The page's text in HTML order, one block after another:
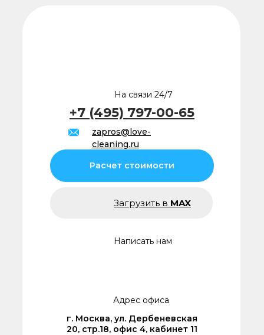
+7 (495) 797-00-65
Загрузить в MAX
На связи 24/7
Написать нам
zapros@love-
cleaning.ru
Адрес офиса
г. Москва, ул. Дербеневская
20, стр.18, офис 4, кабинет 11
Расчет стоимости